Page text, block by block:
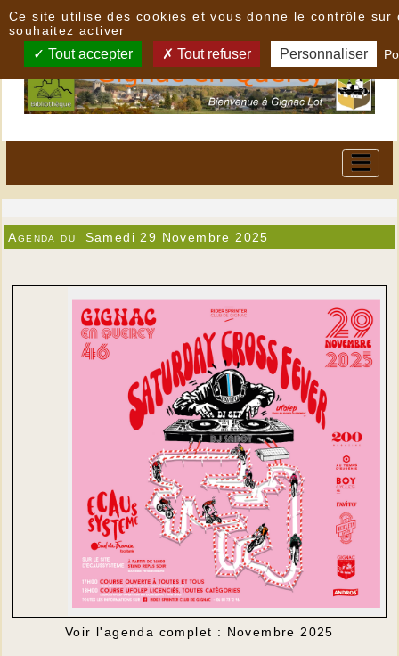
Agenda du Samedi 29 Novembre 2025
Voir l'agenda complet : Novembre 2025
Ce site utilise des cookies et vous donne le contrôle sur
souhaitez activer
Tout accepter Tout refuser Personnaliser